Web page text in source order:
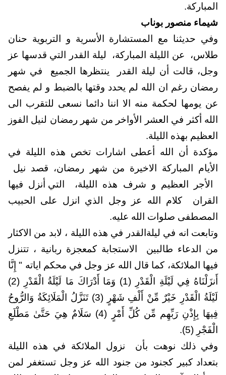
المباركة.
شيماء منصور بوناب
وفي حديثنا مع المستشارة الأسرية و التربوية حنان
طلاس،
عن الليلة المباركة،
ليلة القدر التي قدسها عز
وجل، قالت أن ليلة القدر
ينتظرها الجميع
في شهر
رمضان رغم ان الله لم يحدد وقتها بالضبط و لم يفصح
عن يومها لحكمة منه الا اننا دائما نسعى للتقرب الى
الله أكثر في العشر الأواخر من شهر رمضان لنيل الفوز
العظيم بهذه الليلة.
مؤكدة أن الله أعطى اشارات تخص هذه الليلة في
الأيام المباركة الاخيرة من شهر رمضان، قصد نيل
الأجر العظيم و شرف هذه الليلة،
التي أنزل فيها
القران
كلام الله عز وجل الذي انزل على الحبيب
المصطفى صلوات الله عليه.
وتابعت انه في ليلةالقدر في هذه الليلة ، لابد من الاكثار
من الدعاء طالبين الاستجابة كمعجزة ربانية ، تتنزل
فيها الملائكة، كما قال الله عز وجل في محكم اياته " إِنَّا
أَنزَلْنَاهُ فِي لَيْلَةِ الْقَدْرِ (1) وَمَا أَدْرَاكَ مَا لَيْلَةُ الْقَدْرِ (2)
لَيْلَةُ الْقَدْرِ خَيْرٌ مِّنْ أَلْفِ شَهْرٍ (3) تَنَزَّلُ الْمَلَائِكَةُ وَالرُّوحُ
فِيهَا بِإِذْنِ رَبِّهِم مِّن كُلِّ أَمْرٍ (4) سَلَامٌ هِيَ حَتَّىٰ مَطْلَعِ
الْفَجْرِ (5).
وفي ذلك نوهت بأن
نزول الملائكة في هذه الليلة
بتعداد كبير كجنود من جنود الله عز وجل تستغفر لمن